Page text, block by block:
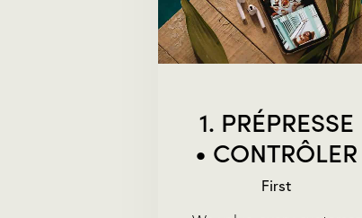
1. PRÉPRESSE
• CONTRÔLER
First